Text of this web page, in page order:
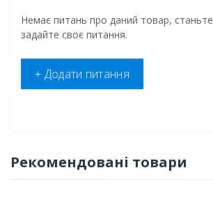
Немає питань про даний товар,
задайте своє питання.
+ Додати питання
Рекомендовані товари